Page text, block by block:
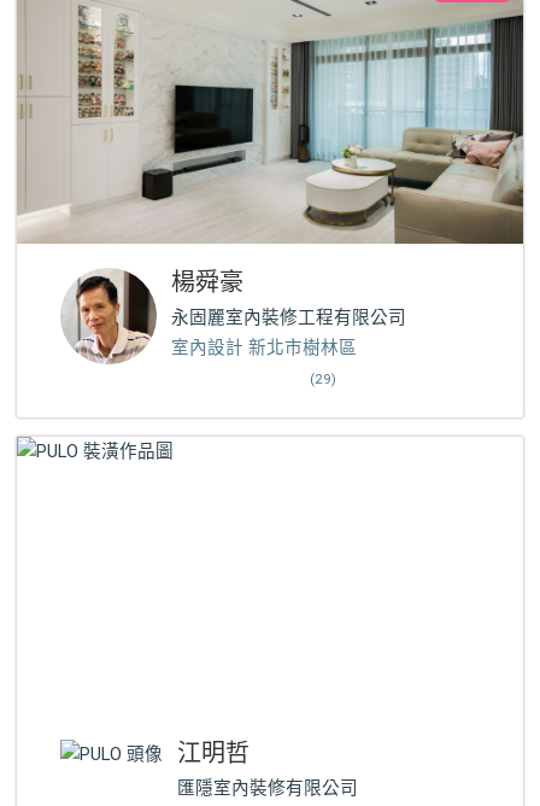
楊舜豪
永固麗室內裝修工程有限公司
室內設計 新北市樹林區
(29)
江明哲
匯隱室內裝修有限公司